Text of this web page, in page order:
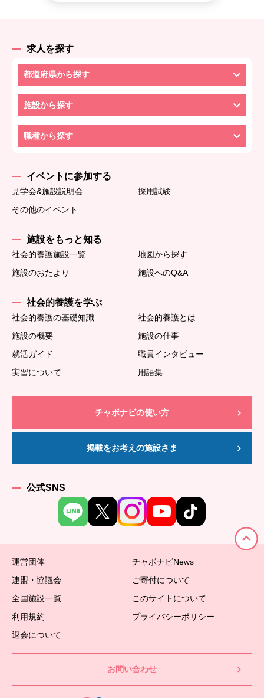
求人を探す
都道府県から探す
施設から探す
職種から探す
イベントに参加する
見学会&施設説明会
採用試験
その他のイベント
施設をもっと知る
社会的養護施設一覧
地図から探す
施設のおたより
施設へのQ&A
社会的養護を学ぶ
社会的養護の基礎知識
社会的養護とは
施設の概要
施設の仕事
就活ガイド
職員インタビュー
実習について
用語集
チャボナビの使い方
掲載をお考えの施設さま
公式SNS
運営団体
チャボナビNews
連盟・協議会
ご寄付について
全国施設一覧
このサイトについて
利用規約
プライバシーポリシー
退会について
お問い合わせ